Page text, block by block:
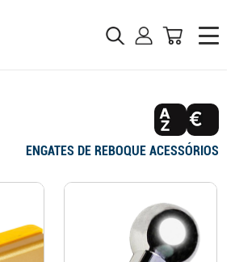
ENGATES DE REBOQUE ACESSÓRIOS